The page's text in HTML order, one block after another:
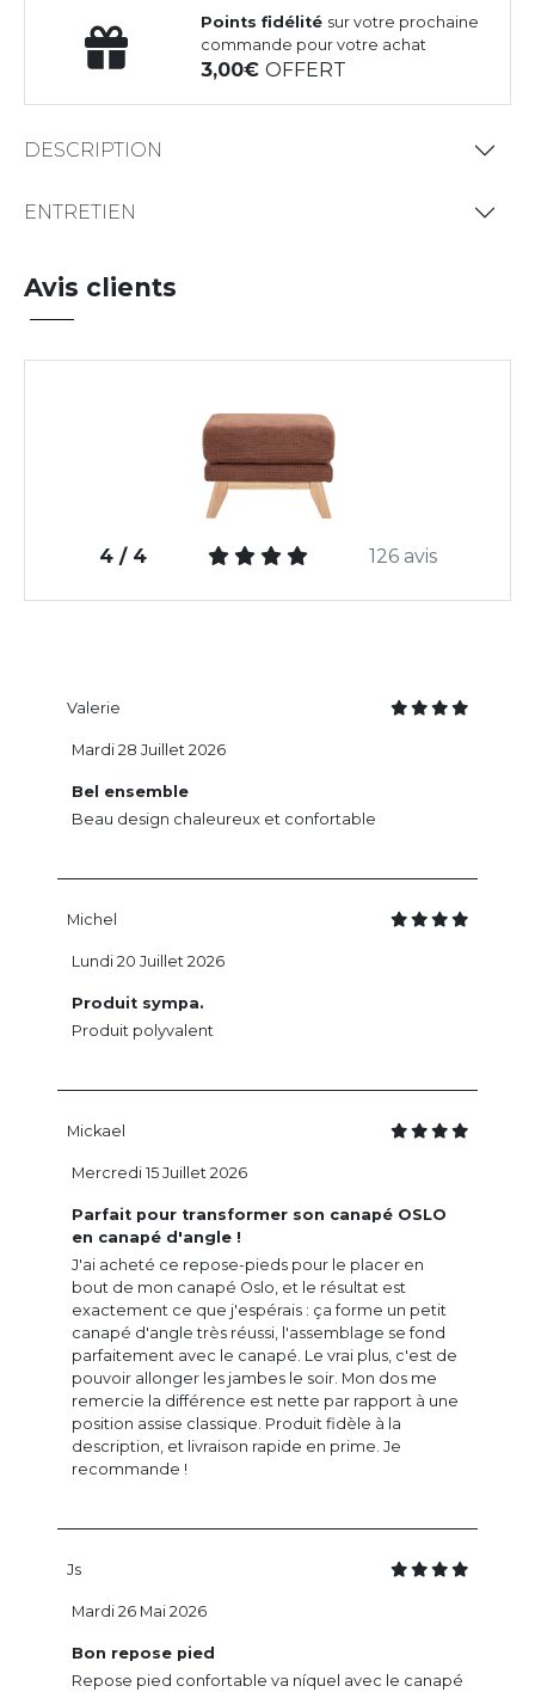
Points fidélité sur votre prochaine
commande pour votre achat
3,00OFFERT
DESCRIPTION
ENTRETIEN
Avis clients
4 / 4 126 avis
Valerie
Bel ensemble
Beau design chaleureux et confortable
Mardi 28 Juillet 2026
Michel
Produit sympa.
Produit polyvalent
Lundi 20 Juillet 2026
Mickael
Parfait pour transformer son canapé OSLO
en canapé d'angle !
J'ai acheté ce repose-pieds pour le placer en
bout de mon canapé Oslo, et le résultat est
exactement ce que j'espérais : ça forme un petit
canapé d'angle très réussi, l'assemblage se fond
parfaitement avec le canapé. Le vrai plus, c'est de
pouvoir allonger les jambes le soir. Mon dos me
remercie la différence est nette par rapport à une
position assise classique. Produit fidèle à la
description, et livraison rapide en prime. Je
recommande !
Mercredi 15 Juillet 2026
Js
Bon repose pied
Repose pied confortable va níquel avec le canapé
Mardi 26 Mai 2026